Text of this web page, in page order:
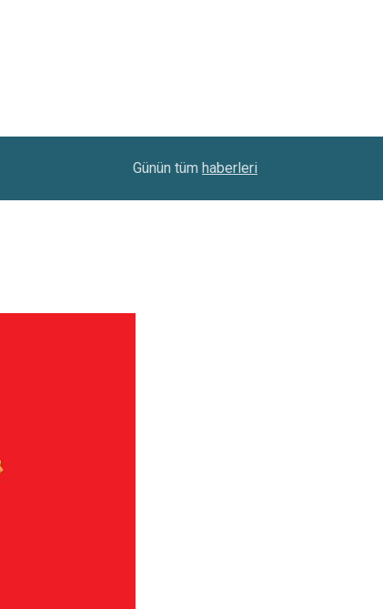
Adalet Bakanı Akın Gürlek'ten 13. Yargı Paketi
Günün tüm haberleri